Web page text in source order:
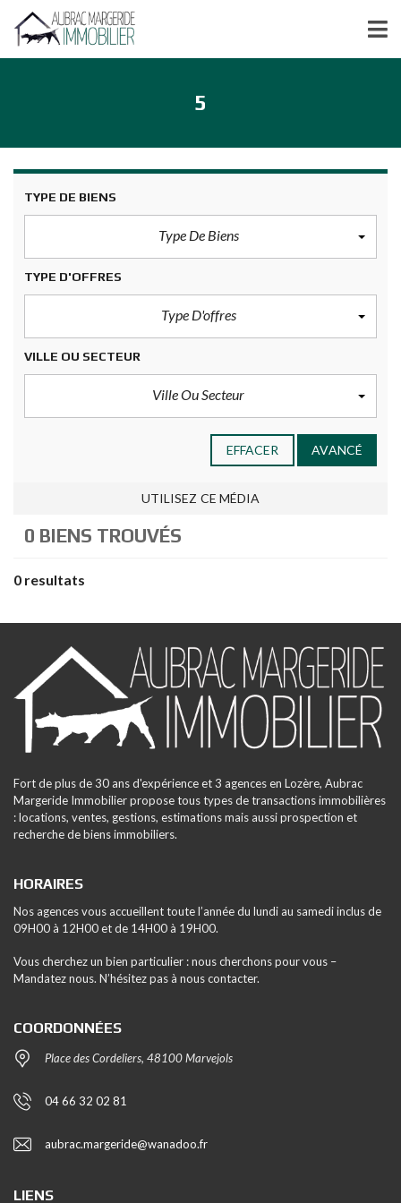
5
TYPE DE BIENS
Type De Biens
TYPE D'OFFRES
Type D'offres
VILLE OU SECTEUR
Ville Ou Secteur
EFFACER AVANCÉ
UTILISEZ CE MÉDIA
0 BIENS TROUVÉS
0 resultats
Fort de plus de 30 ans d'expérience et 3 agences en Lozère, Aubrac
Margeride Immobilier propose tous types de transactions immobilières
: locations, ventes, gestions, estimations mais aussi prospection et
recherche de biens immobiliers.
HORAIRES
Nos agences vous accueillent toute l’année du lundi au samedi inclus de
09H00 à 12H00 et de 14H00 à 19H00.
Vous cherchez un bien particulier : nous cherchons pour vous –
Mandatez nous. N’hésitez pas à nous contacter.
COORDONNÉES
Place des Cordeliers, 48100 Marvejols
04 66 32 02 81
aubrac.margeride@wanadoo.fr
LIENS